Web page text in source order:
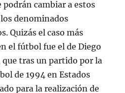
cambiar a estos
denominados
Quizás el caso más
el fútbol fue el de Diego
tras un partido por la
de 1994 en Estados
para la realización de